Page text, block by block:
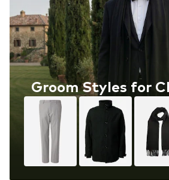
Groom Styles for